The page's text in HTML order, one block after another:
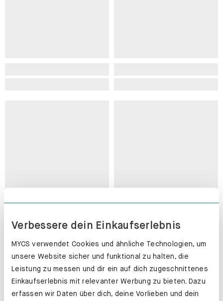
Verbessere dein Einkaufserlebnis
MYCS verwendet Cookies und ähnliche Technologien, um
unsere Website sicher und funktional zu halten, die
Leistung zu messen und dir ein auf dich zugeschnittenes
Einkaufserlebnis mit relevanter Werbung zu bieten. Dazu
erfassen wir Daten über dich, deine Vorlieben und dein